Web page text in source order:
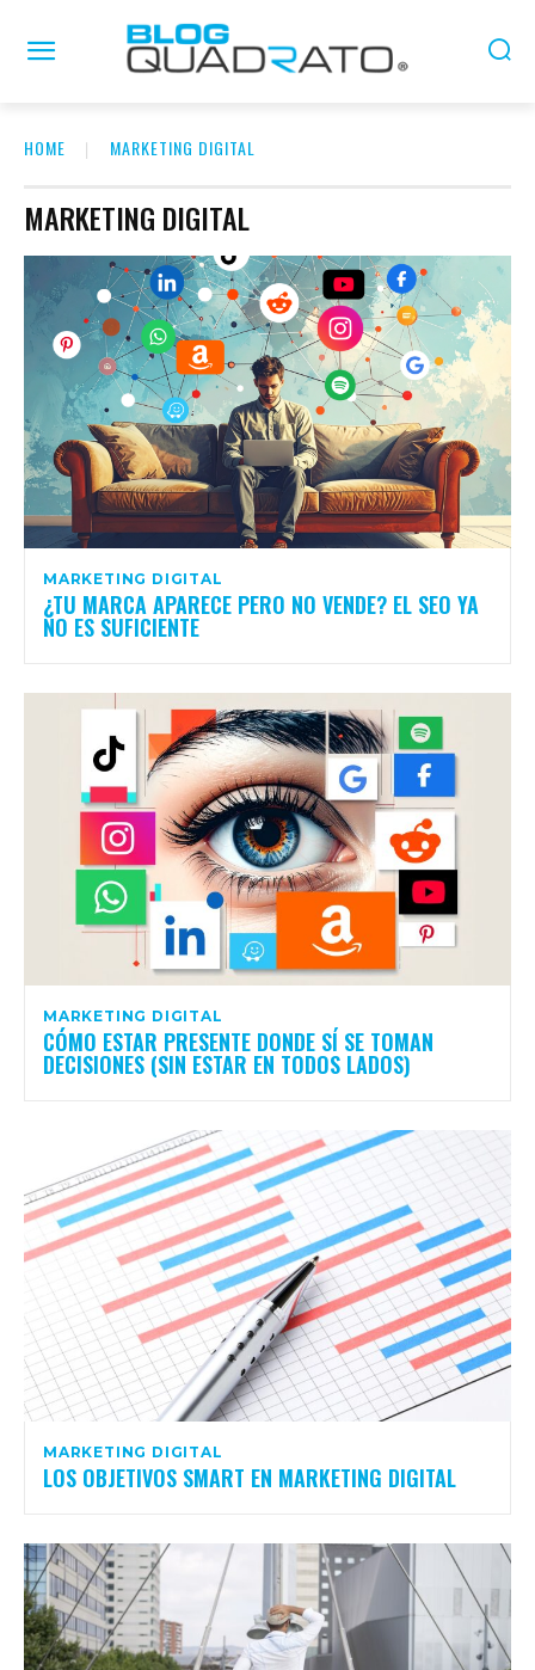
HOME MARKETING DIGITAL
MARKETING DIGITAL
MARKETING DIGITAL
¿TU MARCA APARECE PERO NO VENDE? EL SEO YA
NO ES SUFICIENTE
MARKETING DIGITAL
CÓMO ESTAR PRESENTE DONDE SÍ SE TOMAN
DECISIONES (SIN ESTAR EN TODOS LADOS)
MARKETING DIGITAL
LOS OBJETIVOS SMART EN MARKETING DIGITAL